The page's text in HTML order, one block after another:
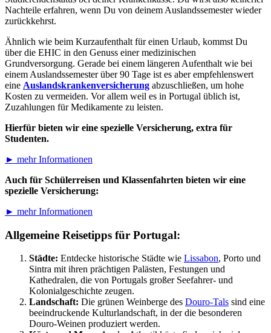
Nachteile erfahren, wenn Du von deinem Auslandssemester wieder
zurückkehrst.
Ähnlich wie beim Kurzaufenthalt für einen Urlaub, kommst Du
über die EHIC in den Genuss einer medizinischen
Grundversorgung. Gerade bei einem längeren Aufenthalt wie bei
einem Auslandssemester über 90 Tage ist es aber empfehlenswert
eine Auslandskrankenversicherung abzuschließen, um hohe
Kosten zu vermeiden. Vor allem weil es in Portugal üblich ist,
Zuzahlungen für Medikamente zu leisten.
Hierfür bieten wir eine spezielle Versicherung, extra für
Studenten.
► mehr Informationen
Auch für Schülerreisen und Klassenfahrten bieten wir eine
spezielle Versicherung:
► mehr Informationen
Allgemeine Reisetipps für Portugal:
Städte: Entdecke historische Städte wie Lissabon, Porto und
Sintra mit ihren prächtigen Palästen, Festungen und
Kathedralen, die von Portugals großer Seefahrer- und
Kolonialgeschichte zeugen.
Landschaft: Die grünen Weinberge des Douro-Tals sind eine
beeindruckende Kulturlandschaft, in der die besonderen
Douro-Weinen produziert werden.